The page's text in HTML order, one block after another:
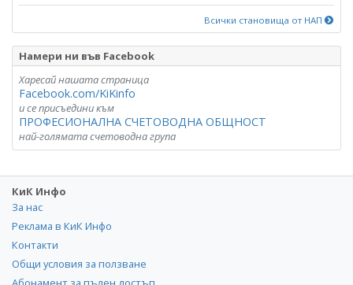
Всички становища от НАП
Намери ни във Facebook
Харесай нашата страница
Facebook.com/KiKinfo
и се присъедини към
ПРОФЕСИОНАЛНА СЧЕТОВОДНА ОБЩНОСТ
най-голямата счетоводна група
КиК Инфо
За нас
Реклама в КиК Инфо
Контакти
Общи условия за ползване